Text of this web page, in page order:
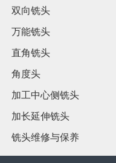
双向铣头
万能铣头
直角铣头
角度头
加工中心侧铣头
加长延伸铣头
铣头维修与保养